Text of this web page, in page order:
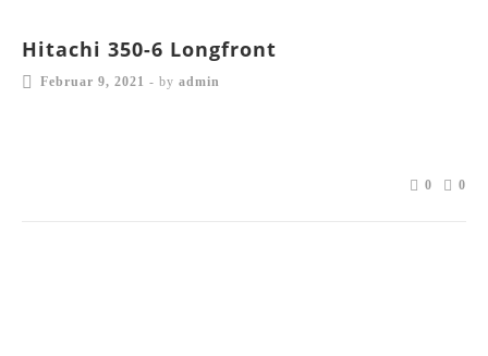
Hitachi 350-6 Longfront
Februar 9, 2021 - by admin
0 0